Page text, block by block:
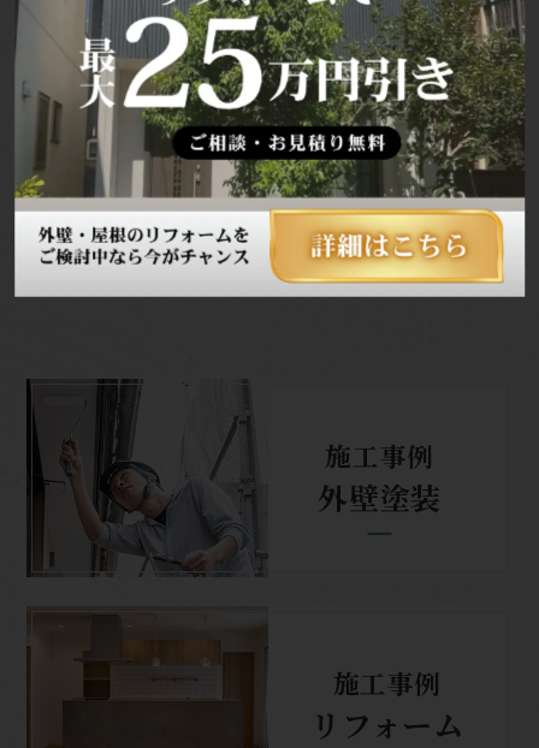
費用：約130万円
屋根 カバー工法・瓦
漆喰補修・付帯部塗
装施工事例 ...
塗装施工事例 ...
全55件 2 3 4 5
施工事例
外壁塗装
施工事例
リフォーム